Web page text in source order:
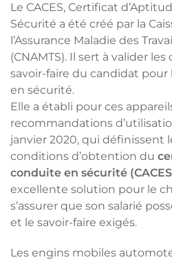
Le CACES, Certificat
Sécurité a été créé par la
l’Assurance Maladie des
(CNAMTS). Il sert à valider
savoir-faire du candidat pour
en sécurité.
Elle a établi pour ces
recommandations
janvier 2020, qui définissent
conditions d’obtention du
conduite en sécurité
excellente solution pour le
s’assurer que son salarié
et le savoir-faire exigés.
Les engins mobiles